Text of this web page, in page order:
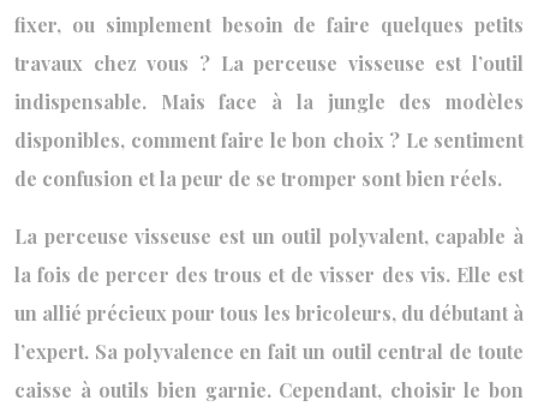
fixer, ou simplement besoin de faire quelques petits
travaux chez vous ? La perceuse visseuse est l’outil
indispensable. Mais face à la jungle des modèles
disponibles, comment faire le bon choix ? Le sentiment
de confusion et la peur de se tromper sont bien réels.
La perceuse visseuse est un outil polyvalent, capable à
la fois de percer des trous et de visser des vis. Elle est
un allié précieux pour tous les bricoleurs, du débutant à
l’expert. Sa polyvalence en fait un outil central de toute
caisse à outils bien garnie. Cependant, choisir le bon